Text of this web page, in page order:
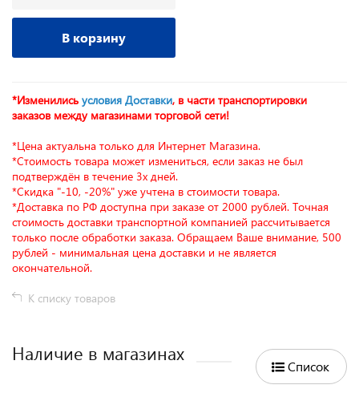
В корзину
*Изменились условия Доставки, в части транспортировки
заказов между магазинами торговой сети!
*Цена актуальна только для Интернет Магазина.
*Стоимость товара может измениться, если заказ не был
подтверждён в течение 3х дней.
*Скидка "-10, -20%" уже учтена в стоимости товара.
*Доставка по РФ доступна при заказе от 2000 рублей. Точная
стоимость доставки транспортной компанией рассчитывается
только после обработки заказа. Обращаем Ваше внимание, 500
рублей - минимальная цена доставки и не является
окончательной.
К списку товаров
Наличие в магазинах
Список